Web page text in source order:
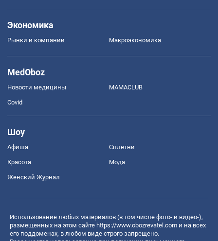
Экономика
Рынки и компании Mакроэкономика
MedOboz
Новости медицины MAMACLUB
Covid
Шоу
Афиша Сплетни
Красота Мода
Женский Журнал
Использование любых материалов (в том числе фото- и видео-),
размещенных на этом сайте https://www.obozrevatel.com и на всех
его поддоменах, в любом виде строго запрещено.